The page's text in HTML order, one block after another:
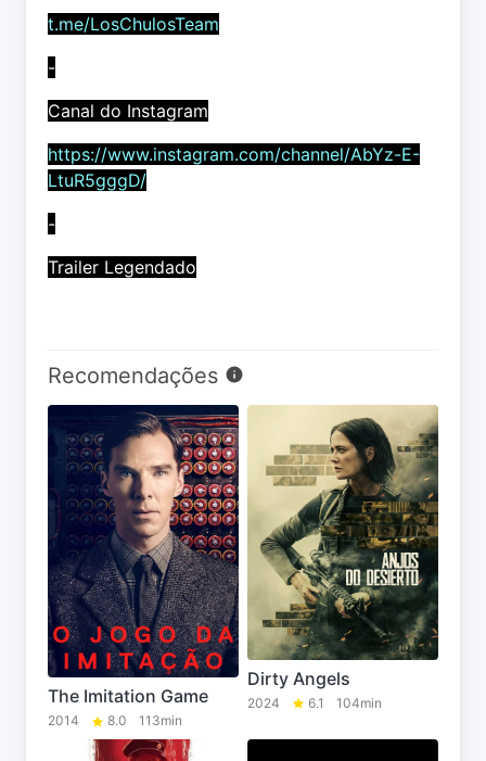
t.me/LosChulosTeam
-
Canal do Instagram
https://www.instagram.com/channel/AbYz-E-
LtuR5gggD/
-
Trailer Legendado
Recomendações
The Imitation Game
2014 8.0 113min
Dirty Angels
2024 6.1 104min